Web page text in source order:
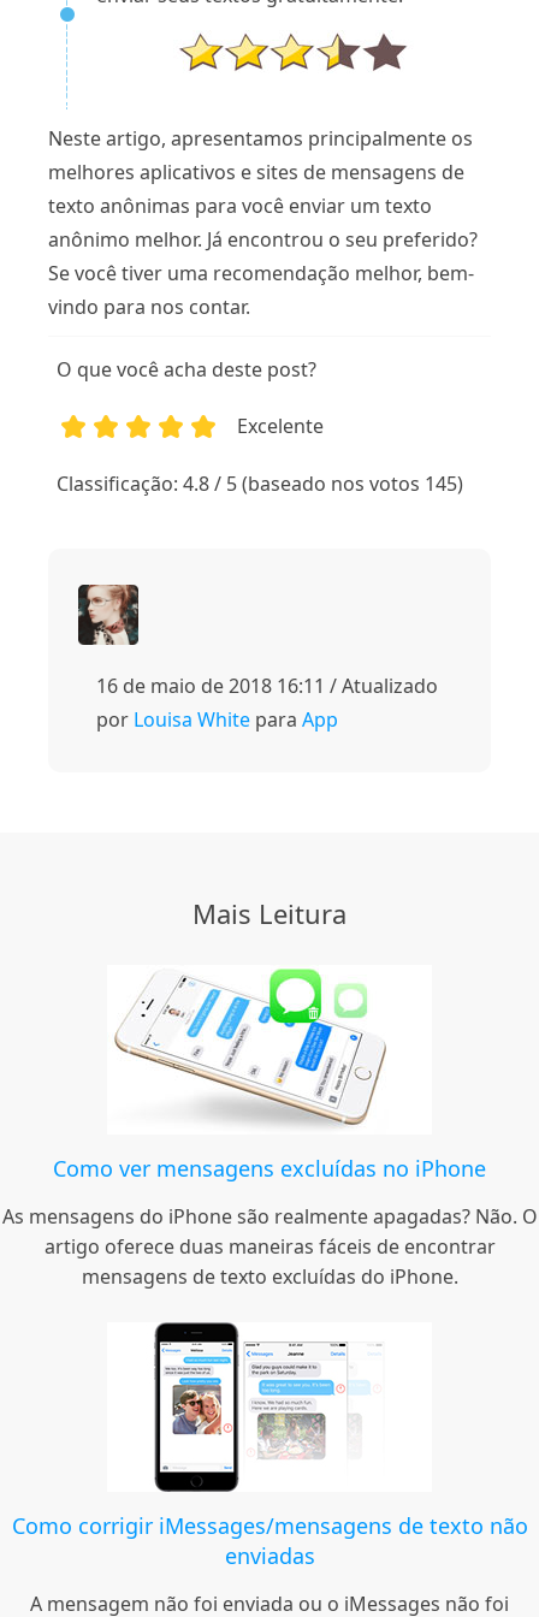
Neste artigo, apresentamos principalmente os
melhores aplicativos e sites de mensagens de
texto anônimas para você enviar um texto
anônimo melhor. Já encontrou o seu preferido?
Se você tiver uma recomendação melhor, bem-
vindo para nos contar.
O que você acha deste post?
Excelente
Classificação: 4.8 / 5 (baseado nos votos 145)
16 de maio de 2018 16:11 / Atualizado
por Louisa White para App
Mais Leitura
Como ver mensagens excluídas no iPhone
As mensagens do iPhone são realmente apagadas? Não. O
artigo oferece duas maneiras fáceis de encontrar
mensagens de texto excluídas do iPhone.
Como corrigir iMessages/mensagens de texto não
enviadas
A mensagem não foi enviada ou o iMessages não foi